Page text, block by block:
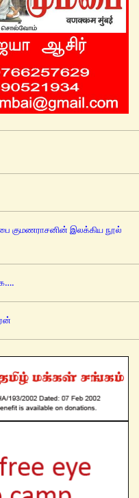
குமணராசனின் இலக்கிய நூல்